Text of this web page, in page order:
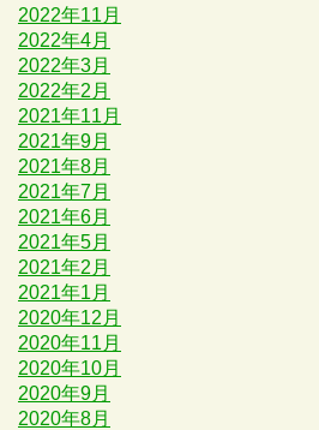
2022年11月
2022年4月
2022年3月
2022年2月
2021年11月
2021年9月
2021年8月
2021年7月
2021年6月
2021年5月
2021年2月
2021年1月
2020年12月
2020年11月
2020年10月
2020年9月
2020年8月